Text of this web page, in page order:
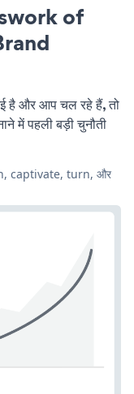
of
है और आप चल रहे हैं, तो
में पहली बड़ी चुनौती
captivate, turn, और